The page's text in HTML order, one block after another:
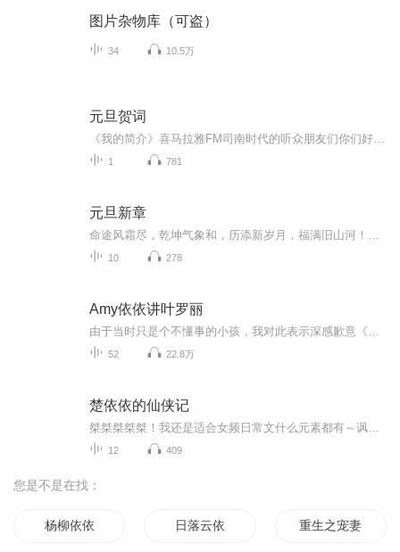
图片杂物库（可盗）
34 10.5万
元旦贺词
1 781
元旦新章
10 278
Amy依依讲叶罗丽
52 22.8万
楚依依的仙侠记
12 409
您是不是在找：
杨柳依依 日落云依 重生之宠妻依依